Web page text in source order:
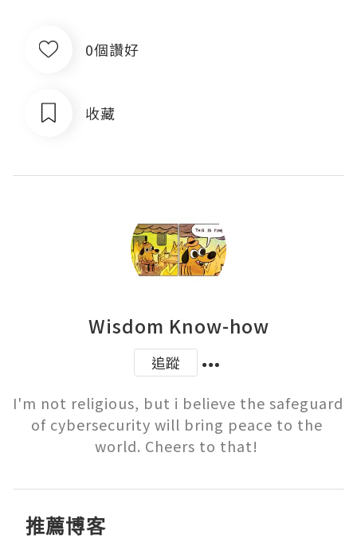
0個讚好
收藏
Wisdom Know-how
追蹤
I'm not religious, but i believe the safeguard
of cybersecurity will bring peace to the
world. Cheers to that!
推薦博客